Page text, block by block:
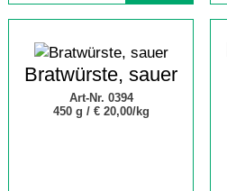
Bratwürste, sauer
Art-Nr. 0394
450 g / € 20,00/kg